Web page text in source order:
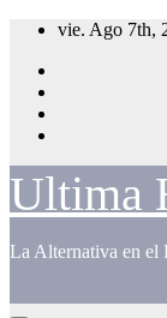
Saltar
contenido
vie. Ago 7th,
Ultima
La Alternativa en el